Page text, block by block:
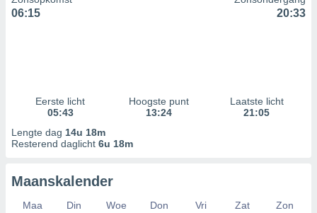
06:15 20:33
Eerste licht
05:43
Hoogste punt
13:24
Laatste licht
21:05
Lengte dag 14u 18m
Resterend daglicht 6u 18m
Maanskalender
Maa Din Woe Don Vri Zat
Zon